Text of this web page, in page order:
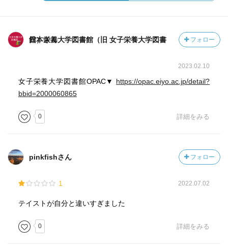
日本栄養大学図書館（旧 女子栄養大学図書館）さん フォロー
2023.02.10
女子栄養大学図書館OPAC▼ https://opac.eiyo.ac.jp/detail?
bbid=2000060865
0 詳細をみる
pinkfishさん フォロー
1 2022.07.02
テイストが自分と違いすぎました
0 詳細をみる